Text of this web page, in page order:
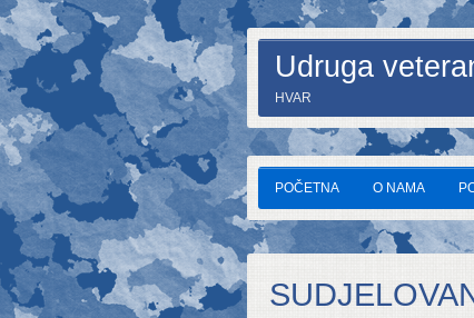
Udruga
HVAR
POČETNA O NAMA